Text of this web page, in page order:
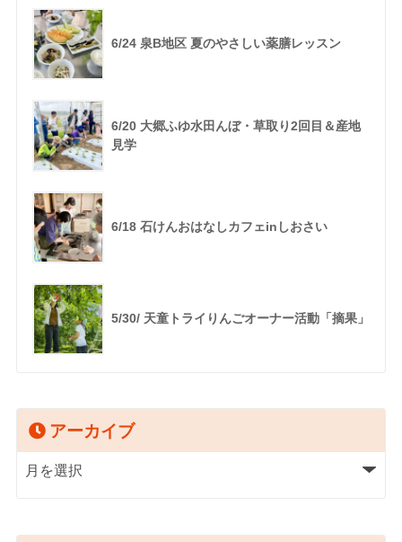
6/24 泉B地区 夏のやさしい薬膳レッスン
6/20 大郷ふゆ水田んぼ・草取り2回目＆産地
見学
6/18 石けんおはなしカフェinしおさい
5/30/ 天童トライりんごオーナー活動「摘果」
アーカイブ